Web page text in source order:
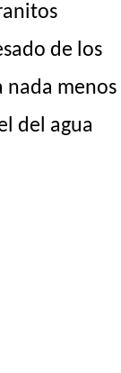
de los
nada menos
del agua